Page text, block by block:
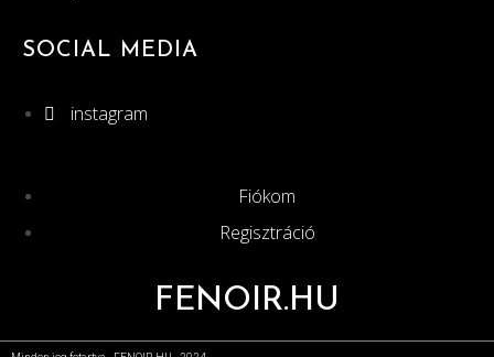
SOCIAL MEDIA
instagram
Fiókom
Regisztráció
FENOIR.HU